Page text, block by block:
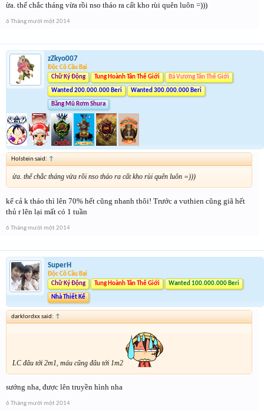
ừa. thế chắc tháng vừa rồi nso tháo ra cất kho rùi quên luôn =)))
6 Tháng mười một 2014
zZkyo007
Độc Cô Cầu Bại
Chữ Ký Động
Tung Hoành Tân Thế Giới Bá Vương Tân Thế Giới
Wanted 200.000.000 Beri Wanted 300.000.000 Beri
Băng Mũ Rơm Shura
Holstein said: ↑
ừa. thế chắc tháng vừa rồi nso tháo ra cất kho rùi quên luôn =)))
kể cả k tháo thì lên 70% hết cũng nhanh thôi! Trước a vuthien cũng giã hết
thủ r lên lại mất có 1 tuần
6 Tháng mười một 2014
SuperH
Độc Cô Cầu Bại
Chữ Ký Động
Tung Hoành Tân Thế Giới Wanted 100.000.000 Beri
Nhà Thiết Kế
darklordxx said: ↑
LC đâu tới 2m1, máu cũng đâu tới 1m2
sướng nha, được lên truyền hình nha
6 Tháng mười một 2014